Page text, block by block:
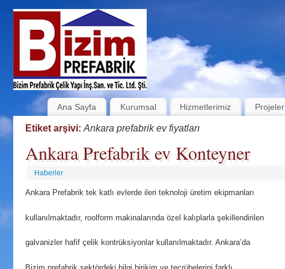
Ana Sayfa Kurumsal Hizmetlerimiz Projeler
Etiket arşivi: Ankara prefabrik ev fiyatları
Ankara Prefabrik ev Konteyner
Haberler
Ankara Prefabrik tek katlı evlerde ileri teknoloji üretim ekipmanları
kullanılmaktadır, roolform makinalarında özel kalıplarla şekillendirilen
galvanizler hafif çelik kontrüksiyonlar kullanılmaktadır. Ankara’da
Bizim prefabrik sektördeki bilgi birikim ve tecrübelerini farklı